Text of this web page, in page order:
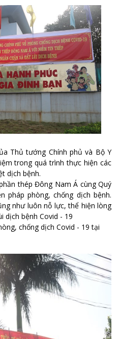
Thủ tướng Chính phủ và Bộ Y
trong quá trình thực hiện các
dịch bệnh.
thép Đông Nam Á cùng Quý
pháp phòng, chống dịch bệnh.
như luôn nỗ lực, thể hiện lòng
dịch bệnh Covid - 19
chống dịch Covid - 19 tại